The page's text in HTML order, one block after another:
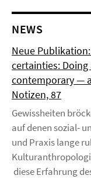
NEWS
Neue
certainties:
contemporary —
Notizen, 87
Gewissheiten
auf denen sozial-
und Praxis lange
diese Erfahrung